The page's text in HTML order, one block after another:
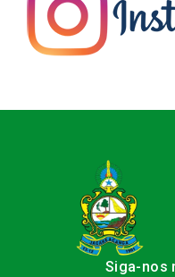
Siga-nos